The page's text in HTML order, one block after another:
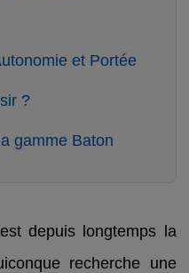
et Portée
?
gamme Baton
depuis longtemps la
recherche une